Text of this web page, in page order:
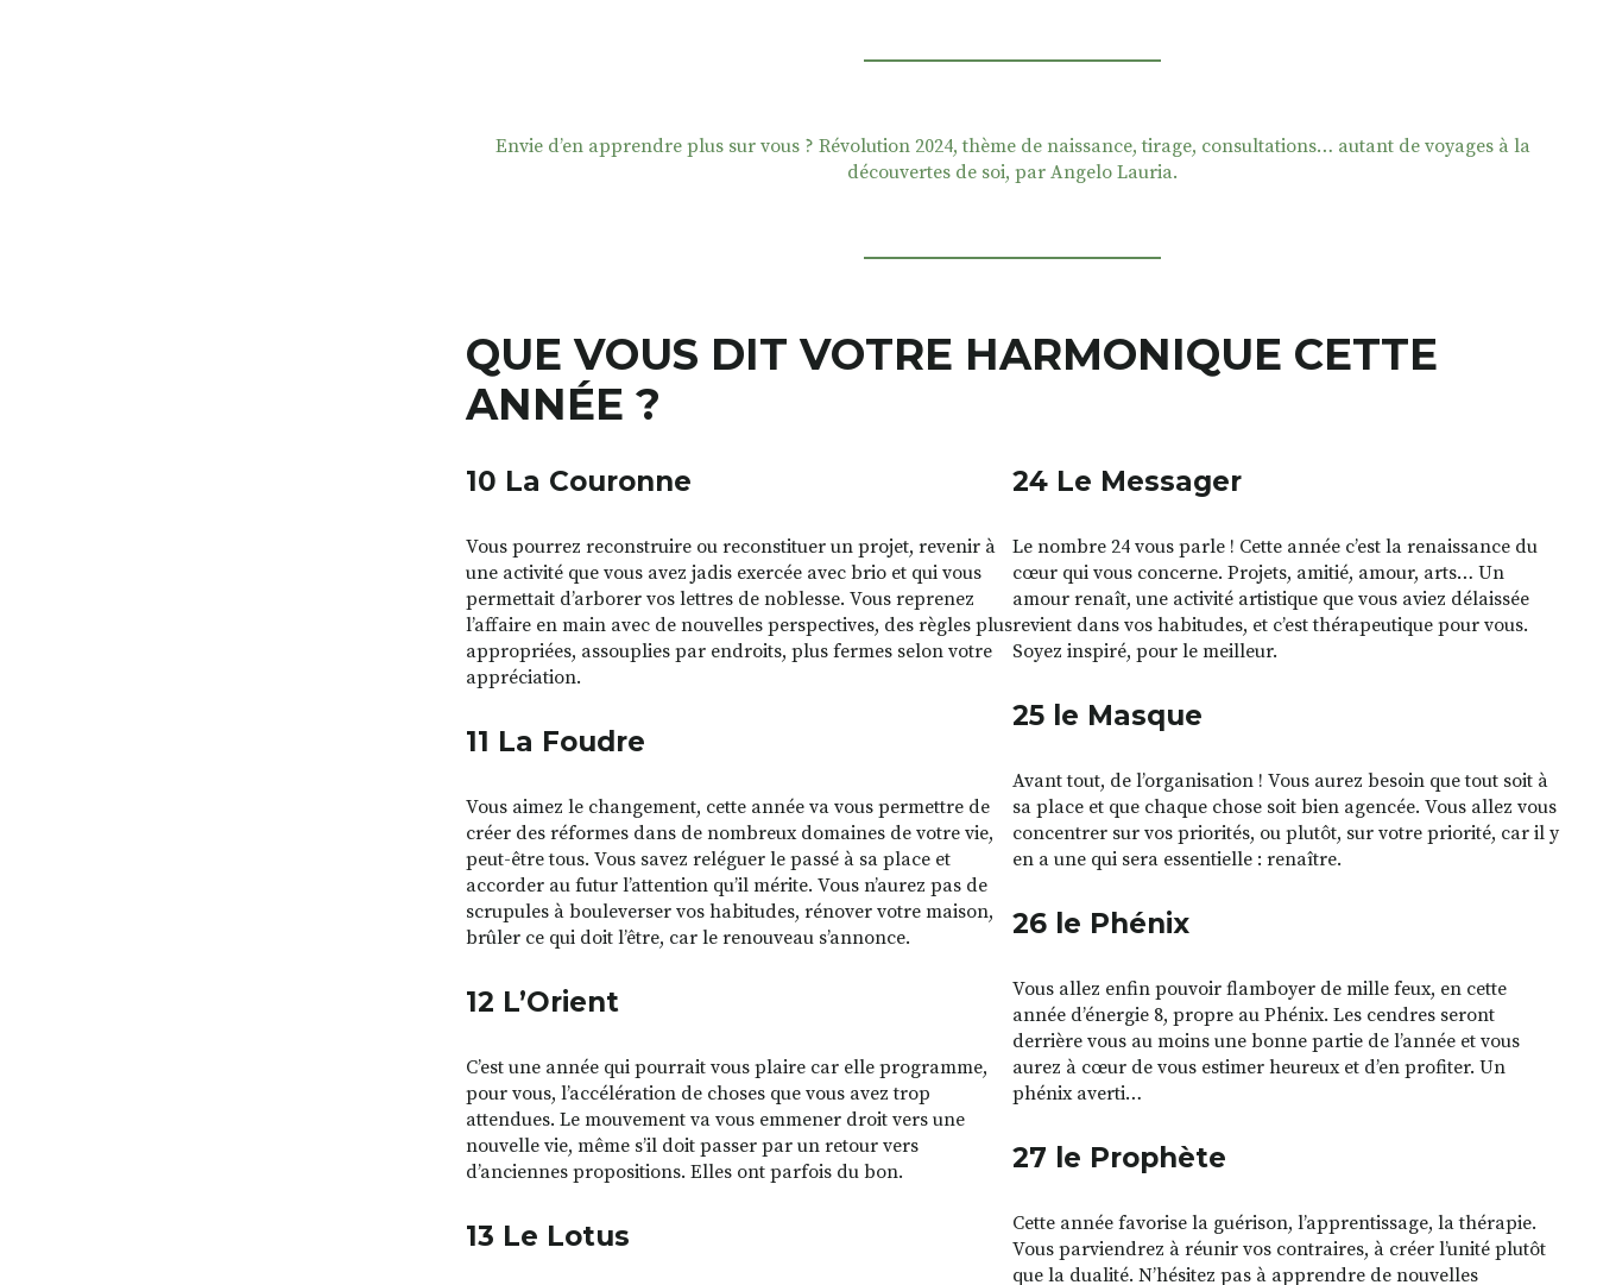
Envie d’en apprendre plus sur vous ? Révolution 2024, thème de naissance, tirage, consultations… autant de voyages à la
découvertes de soi, par Angelo Lauria.
QUE VOUS DIT VOTRE HARMONIQUE CETTE
ANNÉE ?
10 La Couronne
Vous pourrez reconstruire ou reconstituer un projet, revenir à
une activité que vous avez jadis exercée avec brio et qui vous
permettait d’arborer vos lettres de noblesse. Vous reprenez
l’affaire en main avec de nouvelles perspectives, des règles plus
appropriées, assouplies par endroits, plus fermes selon votre
appréciation.
11 La Foudre
Vous aimez le changement, cette année va vous permettre de
créer des réformes dans de nombreux domaines de votre vie,
peut-être tous. Vous savez reléguer le passé à sa place et
accorder au futur l’attention qu’il mérite. Vous n’aurez pas de
scrupules à bouleverser vos habitudes, rénover votre maison,
brûler ce qui doit l’être, car le renouveau s’annonce.
12 L’Orient
C’est une année qui pourrait vous plaire car elle programme,
pour vous, l’accélération de choses que vous avez trop
attendues. Le mouvement va vous emmener droit vers une
nouvelle vie, même s’il doit passer par un retour vers
d’anciennes propositions. Elles ont parfois du bon.
13 Le Lotus
24 Le Messager
Le nombre 24 vous parle ! Cette année c’est la renaissance du
cœur qui vous concerne. Projets, amitié, amour, arts… Un
amour renaît, une activité artistique que vous aviez délaissée
revient dans vos habitudes, et c’est thérapeutique pour vous.
Soyez inspiré, pour le meilleur.
25 le Masque
Avant tout, de l’organisation ! Vous aurez besoin que tout soit à
sa place et que chaque chose soit bien agencée. Vous allez vous
concentrer sur vos priorités, ou plutôt, sur votre priorité, car il y
en a une qui sera essentielle : renaître.
26 le Phénix
Vous allez enfin pouvoir flamboyer de mille feux, en cette
année d’énergie 8, propre au Phénix. Les cendres seront
derrière vous au moins une bonne partie de l’année et vous
aurez à cœur de vous estimer heureux et d’en profiter. Un
phénix averti…
27 le Prophète
Cette année favorise la guérison, l’apprentissage, la thérapie.
Vous parviendrez à réunir vos contraires, à créer l’unité plutôt
que la dualité. N’hésitez pas à apprendre de nouvelles